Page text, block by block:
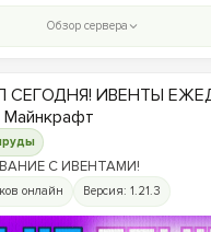
Обзор сервера
СЕГОДНЯ! ИВЕНТЫ
Майнкрафт
С ИВЕНТАМИ!
онлайн Версия: 1.21.3